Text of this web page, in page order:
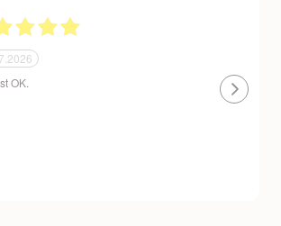
de qualité très bien emballées et
Un site
réserve.
livraison